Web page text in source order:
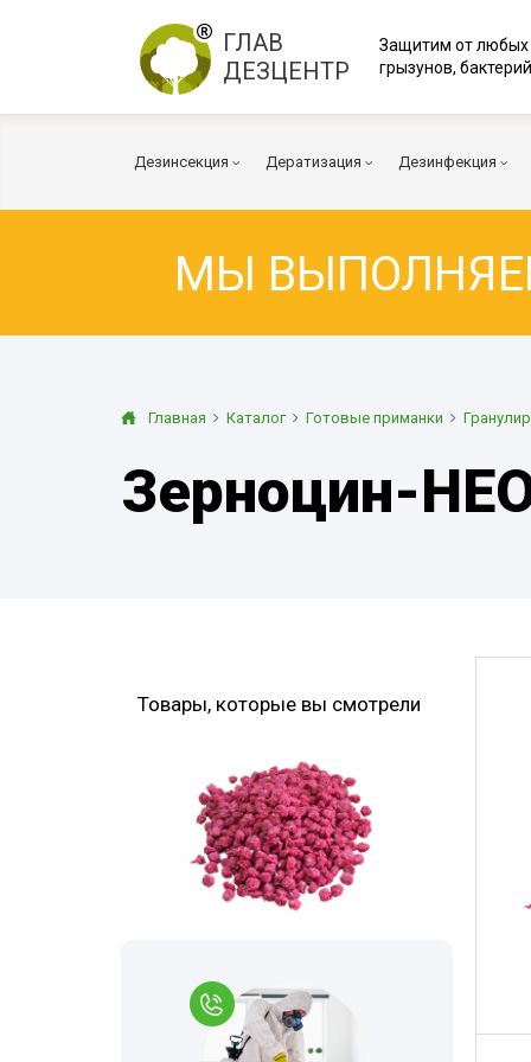
ГЛАВ
ДЕЗЦЕНТР
Защитим от любых
грызунов,
Дезинсекция
Тараканы
Осы
Огневка
Мошки
Гербицидная обработка
Долгоносик
Точильщик
Сверчки
Слепни
Дератизация
Мыши
Дезинфекция
Коронавирус
Транспорт
Обработка
Санитарная
Туалеты и
МЫ
Главная Каталог Готовые приманки
Зерноцин-
Товары, которые вы смотрели